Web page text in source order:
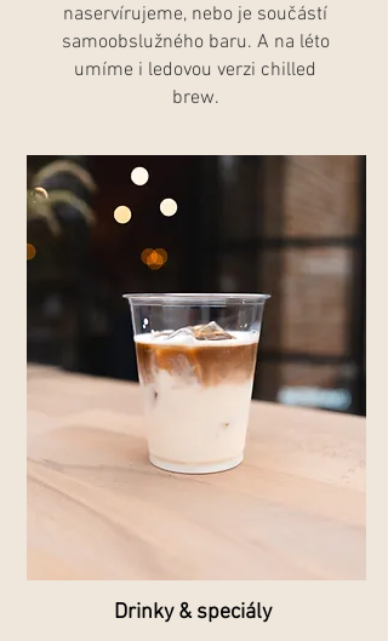
naservírujeme, nebo je součástí
samoobslužného baru. A na léto
umíme i ledovou verzi chilled
brew.
Drinky & speciály